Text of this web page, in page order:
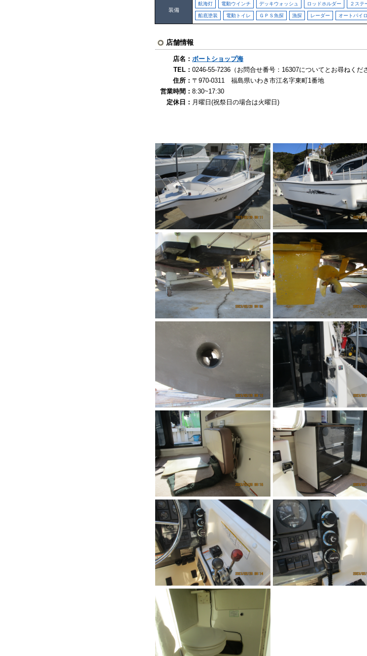
装備
航海灯 電動ウインチ デッキウォッシュ ロッドホルダー ２ステ
船底塗装 電動トイレ ＧＰＳ魚探 漁探 レーダー オートパイ
店舗情報
店名： ボートショップ海
TEL：0246-55-7236（お問合せ番号：16307についてとお尋ねくだ
住所：〒970-0311 福島県いわき市江名字東町1番地
営業時間：8:30~17:30
定休日： 月曜日(祝祭日の場合は火曜日)